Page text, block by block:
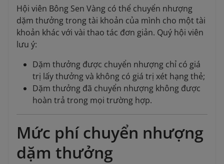
Hội viên Bông Sen Vàng có thể chuyển nhượng
dặm thưởng trong tài khoản của mình cho một tài
khoản khác với vài thao tác đơn giản. Quý hội viên
lưu ý:
Dặm thưởng được chuyển nhượng chỉ có giá
trị lấy thưởng và không có giá trị xét hạng thẻ;
Dặm thưởng đã chuyển nhượng không được
hoàn trả trong mọi trường hợp.
Mức phí chuyển nhượng
dặm thưởng